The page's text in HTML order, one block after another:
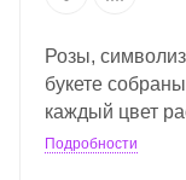
Розы,
букете
каждый цвет
Подробности